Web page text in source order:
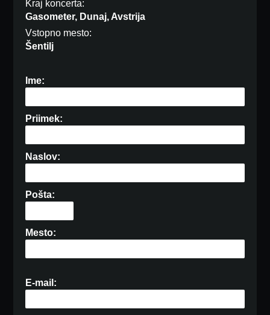
Kraj koncerta:
Gasometer, Dunaj, Avstrija
Vstopno mesto:
Šentilj
Ime:
Priimek:
Naslov:
Pošta:
Mesto:
E-mail: